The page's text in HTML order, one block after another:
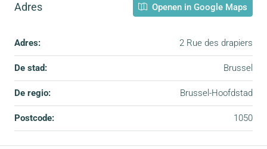
Adres Openen in Google Maps
Adres: 2 Rue des drapiers
De stad: Brussel
De regio: Brussel-Hoofdstad
Postcode: 1050